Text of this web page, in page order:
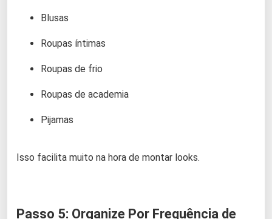
Blusas
Roupas íntimas
Roupas de frio
Roupas de academia
Pijamas
Isso facilita muito na hora de montar looks.
Passo 5: Organize Por Frequência de